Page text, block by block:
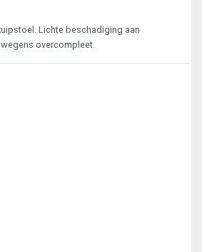
Lichte beschadiging aan
overcompleet.